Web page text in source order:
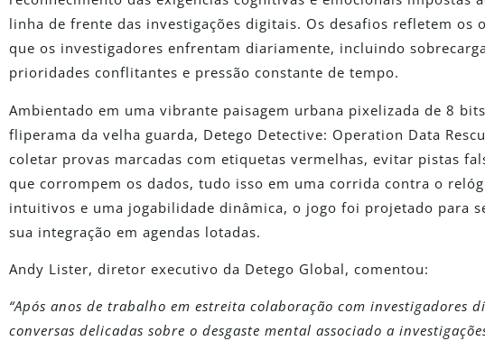
linha de frente das investigações digitais. Os desafios refletem os
que os investigadores enfrentam diariamente, incluindo
prioridades conflitantes e pressão constante de tempo.
Ambientado em uma vibrante paisagem urbana pixelizada de 8
fliperama da velha guarda, Detego Detective: Operation Data
coletar provas marcadas com etiquetas vermelhas, evitar pistas
que corrompem os dados, tudo isso em uma corrida contra o
intuitivos e uma jogabilidade dinâmica, o jogo foi projetado para
sua integração em agendas lotadas.
Andy Lister, diretor executivo da Detego Global, comentou:
“Após anos de trabalho em estreita colaboração com investigadores
conversas delicadas sobre o desgaste mental associado a